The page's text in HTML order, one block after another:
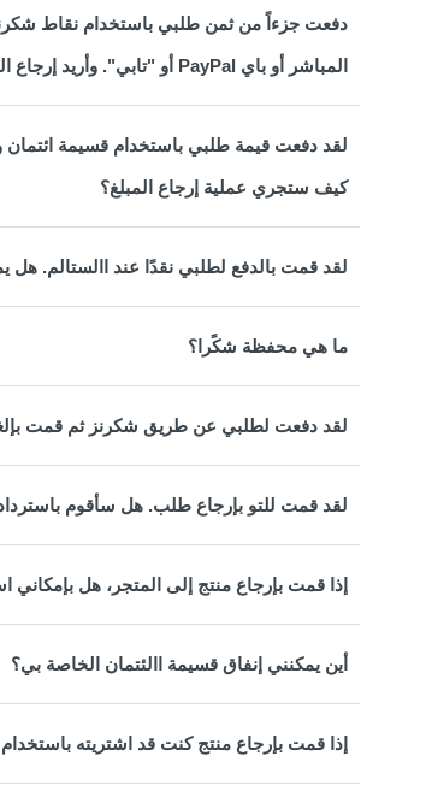
دفعت جزءاً من ثمن طلبي باستخدام نقاط شكرنز
المباشر أو باي PayPal أو "تابي". وأريد إرجاع الطلب كله اآلن. كيف ستتم معالجة استرداد األموال؟
كيف ستجري عملية إرجاع المبلغ؟
لقد قمت بالدفع لطلبي نقدًا عند االستالم.
ما هي محفظة شكًرا؟
لقد دفعت لطلبي عن طريق شكرنز ثم قمت
لقد قمت للتو بإرجاع طلب. هل سأقوم باسترداد
إذا قمت بإرجاع منتج إلى المتجر، هل بإمكاني
أين يمكنني إنفاق قسيمة االئتمان الخاصة بي؟
إذا قمت بإرجاع منتج كنت قد اشتريته